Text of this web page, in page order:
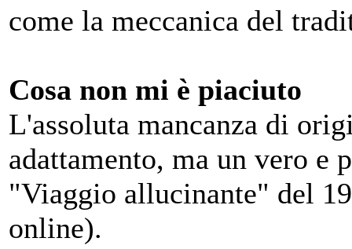
come la meccanica del
Cosa non mi è piaciuto
L'assoluta mancanza di
adattamento, ma un vero e
"Viaggio allucinante" del
online).